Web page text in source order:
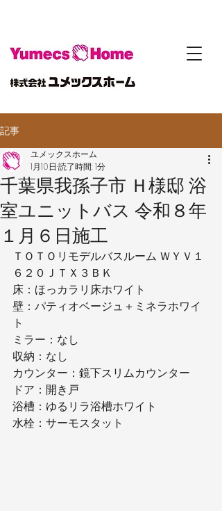
記事
千葉県我孫子市 Ｈ様邸 浴
室ユニットバス 令和８年
１月６日施工
ユメックスホーム
1月10日 読了時間: 1分
ＴＯＴＯリモデルバスルーム ＷＹＶ１
６２０ＪＴＸ３ＢＫ
床：ほっカラリ床ホワイト
壁：パティオベージュ＋ミネラホワイ
ト
ミラー：なし
収納：なし
カウンター：鏡下スリムカウンター
ドア：開き戸
浴槽：ゆるリラ浴槽ホワイト
水栓：サーモスタット